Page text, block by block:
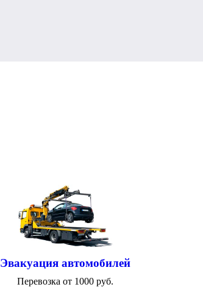
Эвакуация автомобилей
Перевозка от 1000 руб.